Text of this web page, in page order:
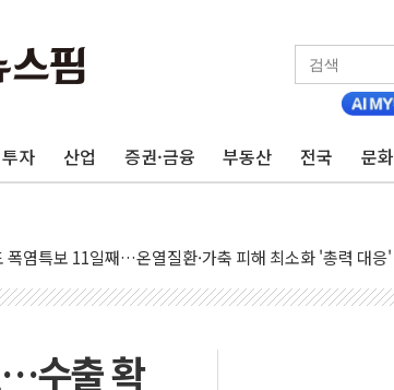
자 산업 증권·금융 부동산 전국 문
염산처리업체서 불 2시간30여분만에 진화...외국인 노동
함께하는 '불금전파, 송정' 시즌2
황] 비트코인, ETF 자금 유입에도 박스권…美 암호화폐
도 폭염 속 잠실 개표소 시위 '62일째'..."대부분 여기서
버리지 줄었지만, 반도체 두 종목에 코스피 '휘청'
…수출 확